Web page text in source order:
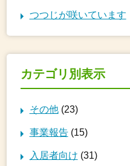
つつじが咲いています
カテゴリ別表示
その他(23)
事業報告(15)
入居者向け (31)